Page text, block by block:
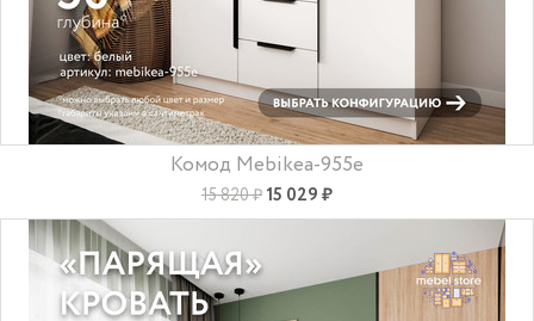
Комод Mebikea-955e
15 820 ₽ 15 029 ₽